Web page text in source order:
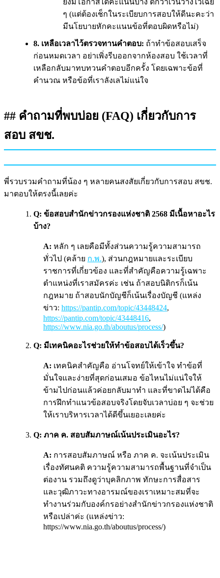
ๆ (แต่ต้องเช็กในระเบียบการสอบให้ดีนะคะว่า
มีนโยบายหักคะแนนข้อที่ตอบผิดหรือไม่)
8. เหลือเวลาไว้ตรวจทานคำตอบ: ถ้าทำข้อสอบเสร็จ
ก่อนหมดเวลา อย่าเพิ่งรีบออกจากห้องสอบ ใช้เวลาที่
เหลือกลับมาทบทวนคำตอบอีกครั้ง โดยเฉพาะข้อที่
คำนวณ หรือข้อที่เราลังเลไม่แน่ใจ
## คำถามที่พบบ่อย (FAQ) เกี่ยวกับการ
สอบ สขช.
พี่รวบรวมคำถามที่น้อง ๆ หลายคนสงสัยเกี่ยวกับการสอบ สขช.
มาตอบให้ตรงนี้เลยค่ะ
Q: ข้อสอบสำนักข่าวกรองแห่งชาติ 2568 มีเนื้อหาอะไร
บ้าง?
A: หลัก ๆ เลยคือมีทั้งส่วนความรู้ความสามารถ
ทั่วไป (คล้าย ก.พ.), ส่วนกฎหมายและระเบียบ
ราชการที่เกี่ยวข้อง และที่สำคัญคือความรู้เฉพาะ
ตำแหน่งที่เราสมัครค่ะ เช่น ถ้าสอบนิติกรก็เน้น
กฎหมาย ถ้าสอบนักบัญชีก็เน้นเรื่องบัญชี (แหล่ง
ข่าว: https://pantip.com/topic/43448424,
https://pantip.com/topic/43448416,
https://www.nia.go.th/aboutus/process/)
Q: มีเทคนิคอะไรช่วยให้ทำข้อสอบได้เร็วขึ้น?
A: เทคนิคสำคัญคือ อ่านโจทย์ให้เข้าใจ ทำข้อที่
มั่นใจและง่ายที่สุดก่อนเสมอ ข้อไหนไม่แน่ใจให้
ข้ามไปก่อนแล้วค่อยกลับมาทำ และที่ขาดไม่ได้คือ
การฝึกทำแนวข้อสอบจริงโดยจับเวลาบ่อย ๆ จะช่วย
ให้เราบริหารเวลาได้ดีขึ้นเยอะเลยค่ะ
Q: ภาค ค. สอบสัมภาษณ์เน้นประเมินอะไร?
A: การสอบสัมภาษณ์ หรือ ภาค ค. จะเน้นประเมิน
เรื่องทัศนคติ ความรู้ความสามารถพื้นฐานที่จำเป็น
ต่องาน รวมถึงดูว่าบุคลิกภาพ ทักษะการสื่อสาร
และวุฒิภาวะทางอารมณ์ของเราเหมาะสมที่จะ
ทำงานร่วมกับองค์กรอย่างสำนักข่าวกรองแห่งชาติ
หรือเปล่าค่ะ (แหล่งข่าว:
https://www.nia.go.th/aboutus/process/)